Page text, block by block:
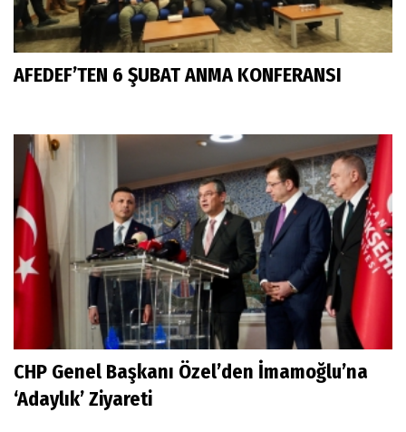
AFEDEF’TEN 6 ŞUBAT ANMA KONFERANSI
CHP Genel Başkanı Özel’den İmamoğlu’na
‘Adaylık’ Ziyareti